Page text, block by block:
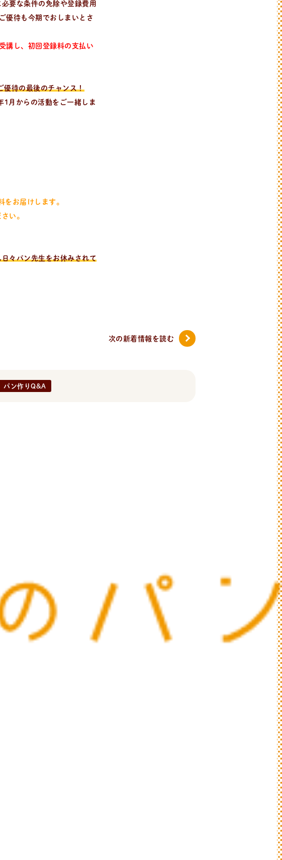
要な条件の免除や登録費用
優待も今期でおしまいとさ
講し、初回登録料の支払い
優待の最後のチャンス！
1月からの活動をご一緒しま
お届けします。
い。
々パン先生をお休みされて
次の新着情報 を読む
パン作りQ&A